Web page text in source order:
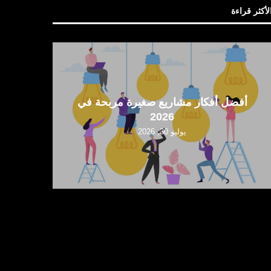
الأكثر قراءة
أفضل 10 أفكار مشاريع ناشئة مربحة في
السعودية
يوليو 30, 2026